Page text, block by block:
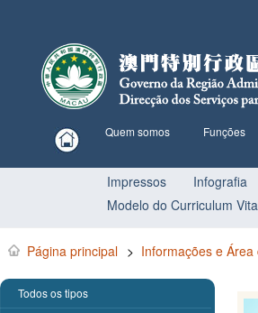
Quem somos Funções
Impressos
Infografia
Modelo do Curriculum
Página principal > Informações e
Todos os tipos